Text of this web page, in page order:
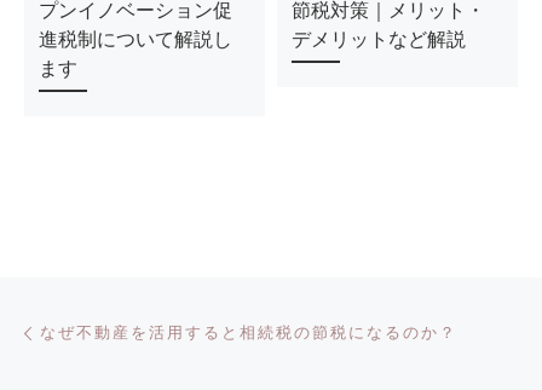
プンイノベーション促
進税制について解説し
ます
節税対策｜メリット・
デメリットなど解説
投稿ナビゲーション
なぜ不動産を活用すると相続税の節税になるのか？